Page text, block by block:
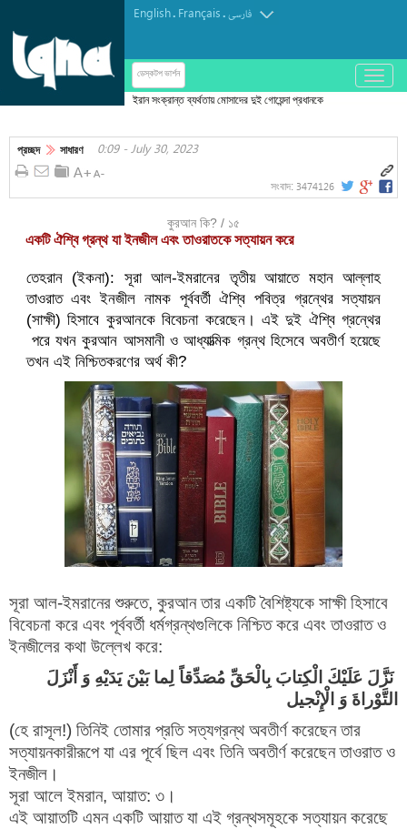
English. Français.فارسی
ডেস্কটপ ভার্শন
باز
و
کردن
ইরান সংক্রান্ত ব্যর্থতায় মোসাদের দুই গোয়েন্দা প্রধানকে
জবাবদিহি করতেই হবে’
প্রচ্ছদ সাধারণ 0:09 - July 30, 2023
সংবাদ: 3474126
কুরআন কি? / ১৫
একটি ঐশ্বি গ্রন্থ যা ইনজীল এবং তাওরাতকে সত্যায়ন করে
তেহরান (ইকনা): সূরা আল-ইমরানের তৃতীয় আয়াতে মহান আল্লাহ
তাওরাত এবং ইনজীল নামক পূর্ববর্তী ঐশ্বি পবিত্র গ্রন্থের সত্যায়ন
(সাক্ষী) হিসাবে কুরআনকে বিবেচনা করেছেন। এই দুই ঐশ্বি গ্রন্থের
পরে যখন কুরআন আসমানী ও আধ্যাত্মিক গ্রন্থ হিসেবে অবতীর্ণ হয়েছে
তখন এই নিশ্চিতকরণের অর্থ কী?
সূরা আল-ইমরানের শুরুতে, কুরআন তার একটি বৈশিষ্ট্যকে সাক্ষী হিসাবে
বিবেচনা করে এবং পূর্ববর্তী ধর্মগ্রন্থগুলিকে নিশ্চিত করে এবং তাওরাত ও
ইনজীলের কথা উল্লেখ করে:
نَزَّلَ عَلَيْكَ الْكِتابَ بِالْحَقِّ مُصَدِّقاً لِما بَيْنَ يَدَيْهِ وَ أَنْزَلَ
التَّوْراةَ وَ الْإِنْجيل‏
(হে রাসূল!) তিনিই তোমার প্রতি সত্যগ্রন্থ অবতীর্ণ করেছেন তার
সত্যায়নকারীরূপে যা এর পূর্বে ছিল এবং তিনি অবতীর্ণ করেছেন তাওরাত ও
ইনজীল।
সূরা আলে ইমরান, আয়াত: ৩।
এই আয়াতটি এমন একটি আয়াত যা এই গ্রন্থসমূহকে সত্যায়ন করেছে